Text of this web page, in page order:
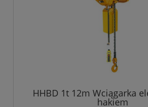
HHBD 1t 12m Wciągarka
hakiem